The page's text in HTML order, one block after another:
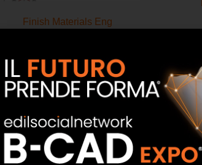
Finish Materials Eng